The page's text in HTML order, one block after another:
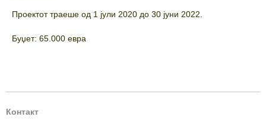
Проектот траеше од 1 јули 2020 до 30 јуни 2022.
Буџет: 65.000 евра
Контакт